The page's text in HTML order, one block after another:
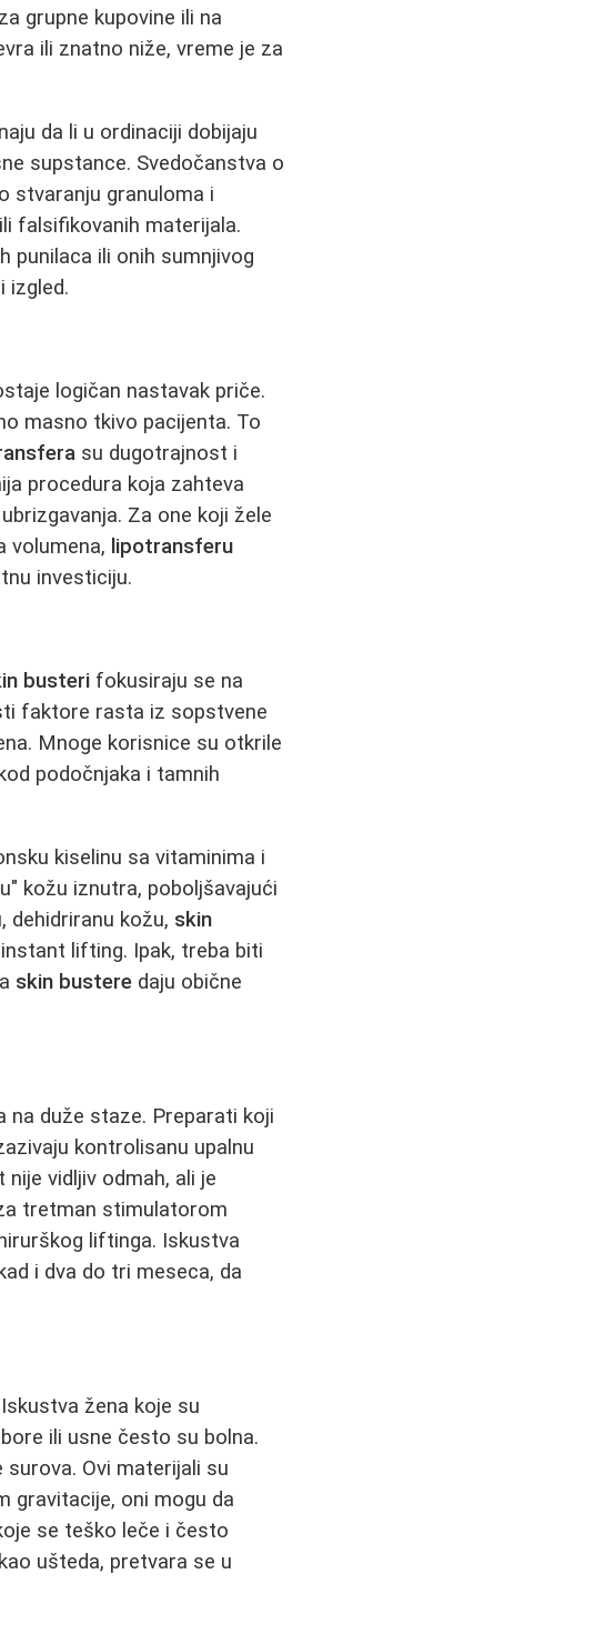
grupne kupovine ili na
ili znatno niže, vreme je za
da li u ordinaciji dobijaju
supstance. Svedočanstva o
stvaranju granuloma i
falsifikovanih materijala.
punilaca ili onih sumnjivog
izgled.
logičan nastavak priče.
masno tkivo pacijenta. To
su dugotrajnost i
procedura koja zahteva
Za one koji žele
volumena, lipotransferu
investiciju.
busteri fokusiraju se na
faktore rasta iz sopstvene
Mnoge korisnice su otkrile
podočnjaka i tamnih
kiselinu sa vitaminima i
kožu iznutra, poboljšavajući
dehidriranu kožu, skin
lifting. Ipak, treba biti
skin bustere daju obične
na duže staze. Preparati koji
kontrolisanu upalnu
vidljiv odmah, ali je
tretman stimulatorom
liftinga. Iskustva
i dva do tri meseca, da
žena koje su
ili usne često su bolna.
Ovi materijali su
gravitacije, oni mogu da
se teško leče i često
ušteda, pretvara se u